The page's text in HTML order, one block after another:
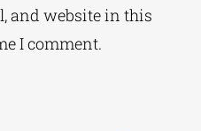
and website in this
I comment.